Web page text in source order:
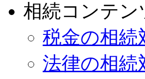
相続コンテン
税金の相続
法律の相続